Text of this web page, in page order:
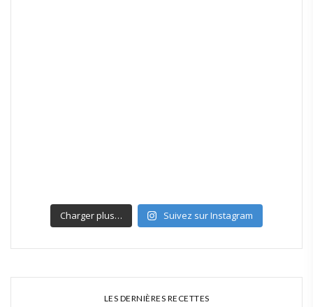
Charger plus… Suivez sur Instagram
LES DERNIÈRES RECETTES